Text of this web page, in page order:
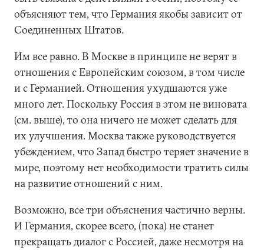
объясняют тем, что Германия якобы зависит от
Соединенных Штатов.
Им все равно. В Москве в принципе не верят в
отношения с Европейским союзом, в том числе
и с Германией. Отношения ухудшаются уже
много лет. Поскольку Россия в этом не виновата
(см. выше), то она ничего не может сделать для
их улучшения. Москва также руководствуется
убеждением, что Запад быстро теряет значение в
мире, поэтому нет необходимости тратить силы
на развитие отношений с ним.
Возможно, все три объяснения частично верны.
И Германия, скорее всего, (пока) не станет
прекращать диалог с Россией, даже несмотря на